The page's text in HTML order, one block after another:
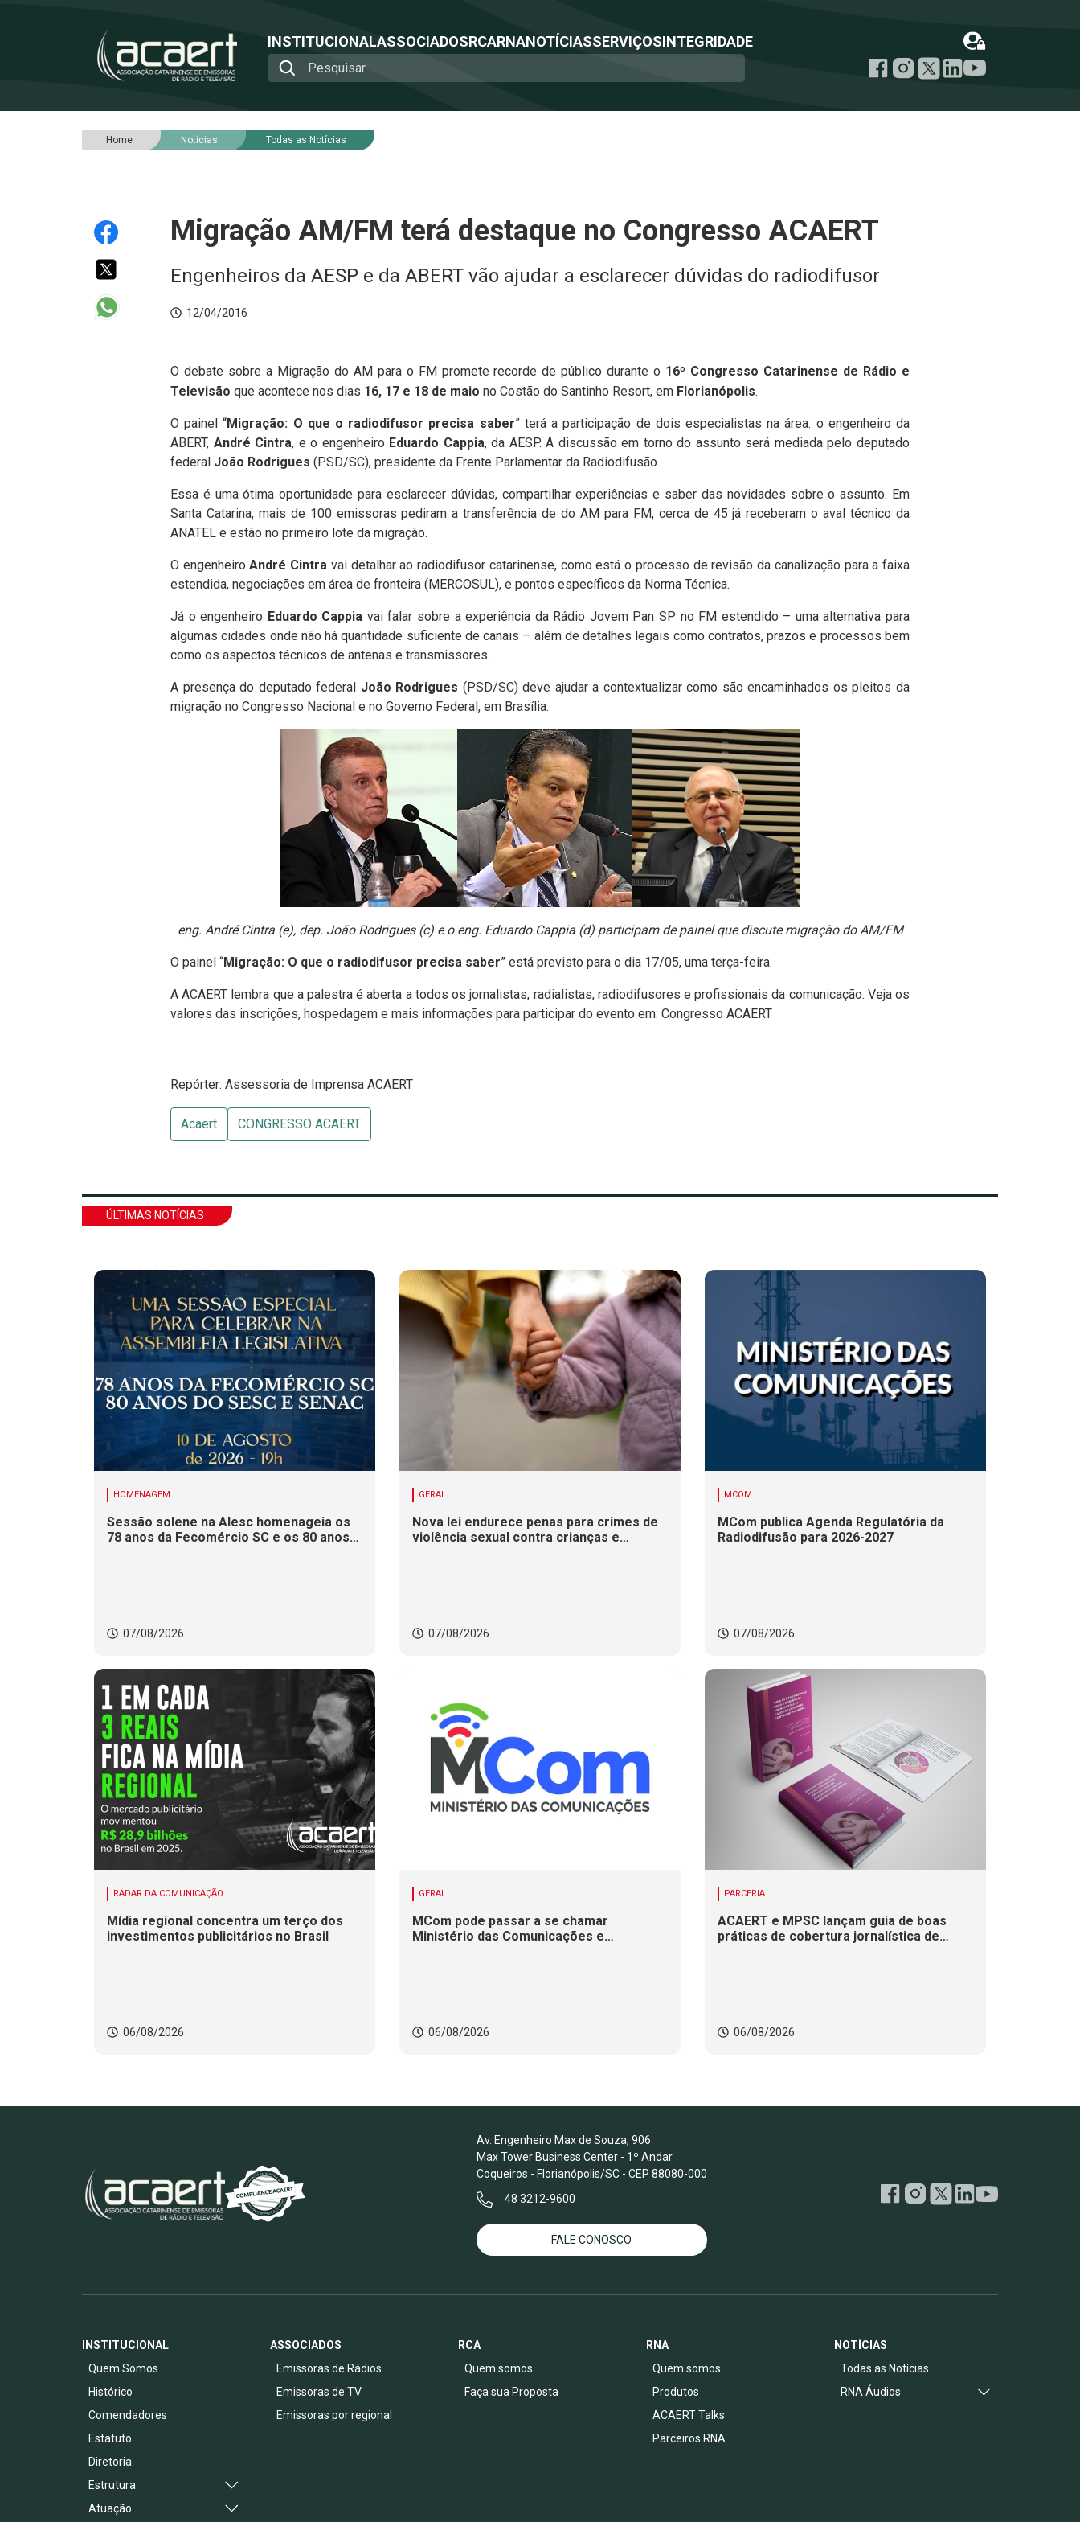
INSTITUCIONALASSOCIADOSRCARNANOTÍCIASSERVIÇOSINTEGRIDADE
Home Notícias Todas as Notícias
Migração AM/FM terá destaque no Congresso ACAERT
Engenheiros da AESP e da ABERT vão ajudar a esclarecer dúvidas do radiodifusor
12/04/2016
O debate sobre a Migração do AM para o FM promete recorde de público durante o 16º Congresso Catarinense de Rádio e
Televisão que acontece nos dias 16, 17 e 18 de maio no Costão do Santinho Resort, em Florianópolis.
O painel “Migração: O que o radiodifusor precisa saber” terá a participação de dois especialistas na área: o engenheiro da
ABERT, André Cintra, e o engenheiro Eduardo Cappia, da AESP. A discussão em torno do assunto será mediada pelo deputado
federal João Rodrigues (PSD/SC), presidente da Frente Parlamentar da Radiodifusão.
Essa é uma ótima oportunidade para esclarecer dúvidas, compartilhar experiências e saber das novidades sobre o assunto. Em
Santa Catarina, mais de 100 emissoras pediram a transferência de do AM para FM, cerca de 45 já receberam o aval técnico da
ANATEL e estão no primeiro lote da migração.
O engenheiroAndré Cintra vai detalhar ao radiodifusor catarinense, como está o processo de revisão da canalização para a faixa
estendida, negociações em área de fronteira (MERCOSUL), e pontos específicos da Norma Técnica.
Já o engenheiro Eduardo Cappia vai falar sobre a experiência da Rádio Jovem Pan SP no FM estendido – uma alternativa para
algumas cidades onde não há quantidade suficiente de canais – além de detalhes legais como contratos, prazos e processos bem
como os aspectos técnicos de antenas e transmissores.
A presença do deputado federal João Rodrigues (PSD/SC) deve ajudar a contextualizar como são encaminhados os pleitos da
migração no Congresso Nacional e no Governo Federal, em Brasília.
eng. André Cintra (e), dep. João Rodrigues (c) e o eng. Eduardo Cappia (d) participam de painel que discute migração do AM/FM
O painel “Migração: O que o radiodifusor precisa saber” está previsto para o dia 17/05, uma terça-feira.
A ACAERT lembra que a palestra é aberta a todos os jornalistas, radialistas, radiodifusores e profissionais da comunicação. Veja os
valores das inscrições, hospedagem e mais informações para participar do evento em: Congresso ACAERT
Repórter: Assessoria de Imprensa ACAERT
Acaert CONGRESSO ACAERT
ÚLTIMAS NOTÍCIAS
HOMENAGEM
Sessão solene na Alesc homenageia os
78 anos da Fecomércio SC e os 80 anos
07/08/2026
GERAL
Nova lei endurece penas para crimes de
violência sexual contra crianças e
07/08/2026
MCOM
MCom publica Agenda Regulatória da
Radiodifusão para 2026-2027
07/08/2026
RADAR DA COMUNICAÇÃO
Mídia regional concentra um terço dos
investimentos publicitários no Brasil
06/08/2026
GERAL
MCom pode passar a se chamar
Ministério das Comunicações e
06/08/2026
PARCERIA
ACAERT e MPSC lançam guia de boas
práticas de cobertura jornalística de
06/08/2026
Av. Engenheiro Max de Souza, 906
Max Tower Business Center - 1º Andar
Coqueiros - Florianópolis/SC - CEP 88080-000
48 3212-9600
FALE CONOSCO
INSTITUCIONAL
Quem Somos
Histórico
Comendadores
Estatuto
Diretoria
Estrutura
Atuação
ASSOCIADOS
Emissoras de Rádios
Emissoras de TV
Emissoras por regional
RCA
Quem somos
Faça sua Proposta
RNA
Quem somos
Produtos
ACAERT Talks
Parceiros RNA
NOTÍCIAS
Todas as Notícias
RNA Áudios